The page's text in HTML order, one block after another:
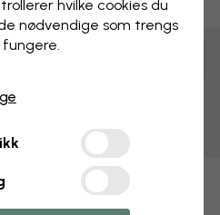
og bestill
til oppheng
hvilke cookies du
nødvendige som trengs